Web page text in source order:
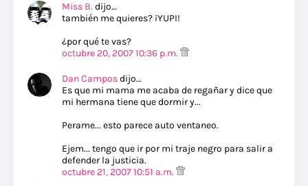
Miss B. dijo…
también me quieres? ¡YUPI!
¿por qué te vas?
octubre 20, 2007 10:36 p.m.
Dan Camposdijo…
Es que mi mama me acaba de regañar y dice que
mi hermana tiene que dormir y...
Perame... esto parece auto ventaneo.
Ejem... tengo que ir por mi traje negro para salir a
defender la justicia.
octubre 21, 2007 10:51 a.m.